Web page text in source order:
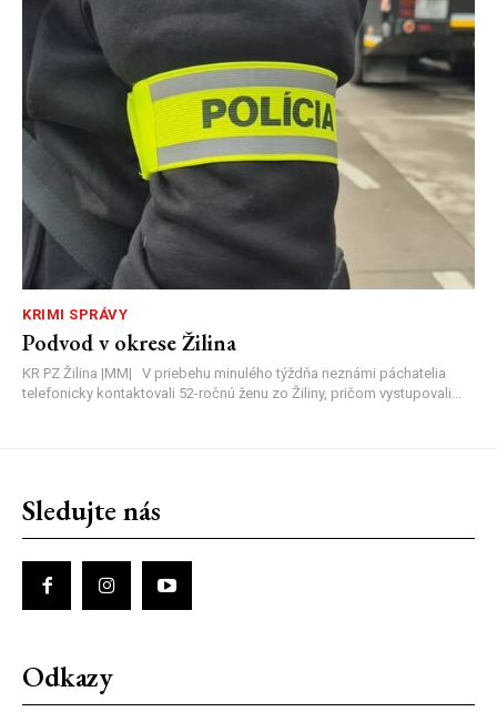
KRIMI SPRÁVY
Podvod v okrese Žilina
KR PZ Žilina |MM| V priebehu minulého týždňa neznámi páchatelia
telefonicky kontaktovali 52-ročnú ženu zo Žiliny, pričom vystupovali...
Sledujte nás
Odkazy